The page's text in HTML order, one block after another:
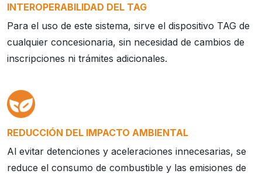
INTEROPERABILIDAD DEL TAG
Para el uso de este sistema, sirve el dispositivo TAG de
cualquier concesionaria, sin necesidad de cambios de
inscripciones ni trámites adicionales.
REDUCCIÓN DEL IMPACTO AMBIENTAL
Al evitar detenciones y aceleraciones innecesarias, se
reduce el consumo de combustible y las emisiones de